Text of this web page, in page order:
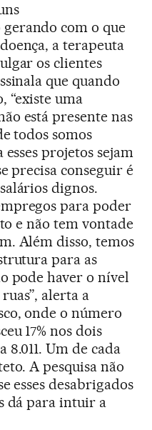
com o que
a terapeuta
os clientes
que quando
“existe uma
está presente nas
todos somos
projetos sejam
precisa conseguir é
dignos.
para poder
e não tem vontade
Além disso, temos
para as
pode haver o nível
alerta a
onde o número
17% nos dois
Um de cada
A pesquisa não
esses desabrigados
dá para intuir a